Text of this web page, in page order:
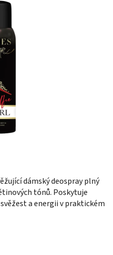
dámský deospray plný
tónů. Poskytuje
a energii v praktickém